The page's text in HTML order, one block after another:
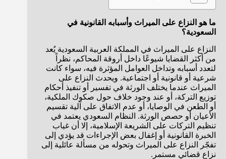
ما هو النزاع على الميراث وأسبابه القانونية في
السعودية؟
النزاع على الميراث في المملكة العربية السعودية يُعد
من أكثر القضايا شيوعًا داخل أروقة المحاكم، نظراً
لتعدد أسبابه وتداخل العوامل المؤثرة فيه، سواء كانت
شرعية أو قانونية أو اجتماعية. ويحدث النزاع على
الميراث عندما يختلف الورثة في تفسير أو تنفيذ أحكام
توزيع التركة، أو عند وجود خلاف حول صكوك الملكية،
أو الطعن في الوصايا، أو عدم الاتفاق على آلية تقسيم
الأعيان أو حصص الورثة. النظام السعودي يعتمد في
تنظيم التركات على الشريعة الإسلامية، إلا أن غياب
الخبرة القانونية أو إغفال بعض الإجراءات قد يؤدي إلى
تفجّر النزاع على الميراث وتحوله من مسألة عائلية إلى
نزاع قضائي مستمر.